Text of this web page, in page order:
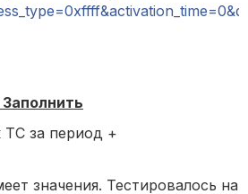
ТС за период +
значения. Тестировалось на